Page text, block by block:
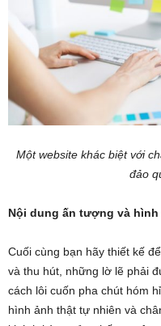
Một website khác biệt với
đảo
Nội dung ấn tượng và
Cuối cùng bạn hãy thiết kế
và thu hút, những lờ lẽ phải
cách lôi cuốn pha chút hóm
hình ảnh thật tự nhiên và